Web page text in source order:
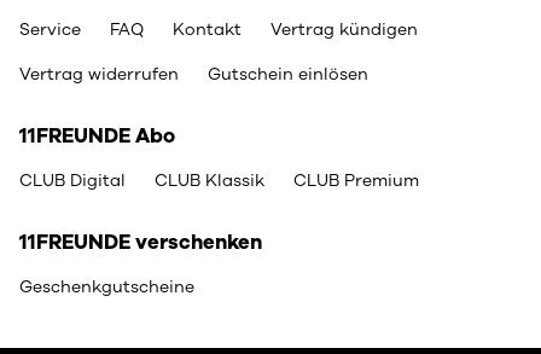
Service FAQ Kontakt Vertrag kündigen
Vertrag widerrufen Gutschein einlösen
11FREUNDE Abo
CLUB Digital CLUB Klassik CLUB Premium
11FREUNDE verschenken
Geschenkgutscheine